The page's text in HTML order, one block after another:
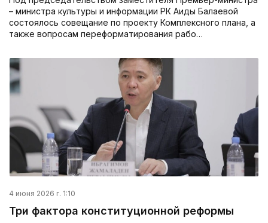
– министра культуры и информации РК Аиды Балаевой
состоялось совещание по проекту Комплексного плана, а
также вопросам переформатирования рабо…
4 июня 2026 г. 1:10
Три фактора конституционной реформы